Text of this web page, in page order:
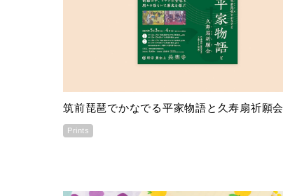
筑前琵琶でかなでる平家物語と久寿扇祈願会
Prints